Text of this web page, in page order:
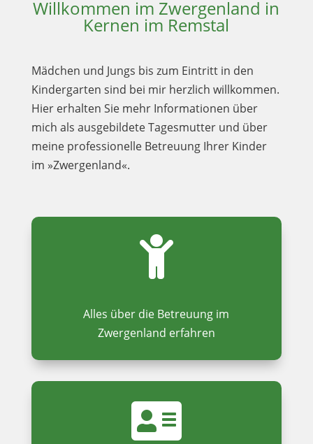
Willkommen im Zwergenland in
Kernen im Remstal
Mädchen und Jungs bis zum Eintritt in den
Kindergarten sind bei mir herzlich willkommen.
Hier erhalten Sie mehr Informationen über
mich als ausgebildete Tagesmutter und über
meine professionelle Betreuung Ihrer Kinder
im »Zwergenland«.
Alles über die Betreuung im
Zwergenland erfahren